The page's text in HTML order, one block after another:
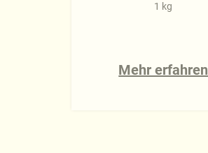
1 kg
Mehr erfahren